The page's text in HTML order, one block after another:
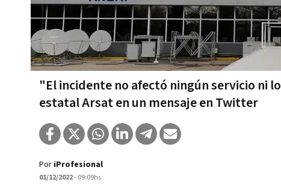
"El incidente no afectó ningún servicio ni
estatal Arsat en un mensaje en Twitter
Por iProfesional
01/12/2022- 09:09hs